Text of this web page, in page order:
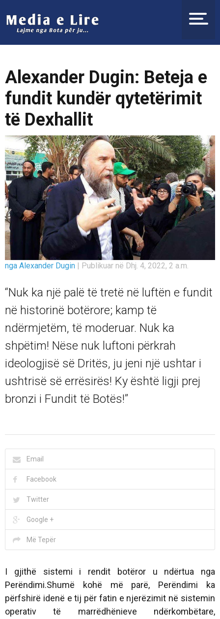
Alexander Dugin: Beteja e
fundit kundër qytetërimit
të Dexhallit
nga Alexander Dugin | Publikuar në Dhj. 4, 2022, 2 a.m.
“Nuk ka një palë të tretë në luftën e fundit
në historinë botërore; kamp të
ndërmjetëm, të moderuar. Nuk ka
shpëtim! Nëse nuk luftoni përkrah
ideologjisë së Dritës, ju jeni një ushtar i
ushtrisë së errësirës! Ky është ligji prej
bronzi i Fundit të Botës!”
Email
Facebook
Twitter
Google +
Më Tepër
I gjithë sistemi i rendit botëror u ndërtua nga
Perëndimi.Shumë kohë më parë, Perëndimi ka
përfshirë idenë e tij për fatin e njerëzimit në sistemin
operativ të marrëdhënieve ndërkombëtare,